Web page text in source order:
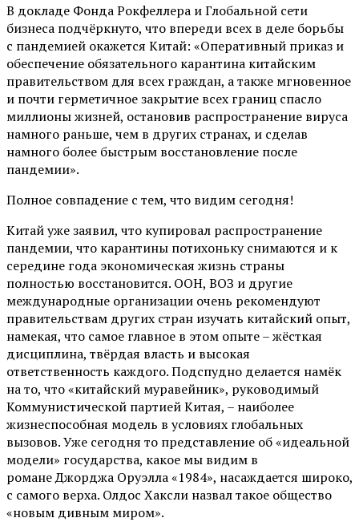
В докладе Фонда Рокфеллера и Глобальной сети
бизнеса подчёркнуто, что впереди всех в деле борьбы
с пандемией окажется Китай: «Оперативный приказ и
обеспечение обязательного карантина китайским
правительством для всех граждан, а также мгновенное
и почти герметичное закрытие всех границ спасло
миллионы жизней, остановив распространение вируса
намного раньше, чем в других странах, и сделав
намного более быстрым восстановление после
пандемии».
Полное совпадение с тем, что видим сегодня!
Китай уже заявил, что купировал распространение
пандемии, что карантины потихоньку снимаются и к
середине года экономическая жизнь страны
полностью восстановится. ООН, ВОЗ и другие
международные организации очень рекомендуют
правительствам других стран изучать китайский опыт,
намекая, что самое главное в этом опыте – жёсткая
дисциплина, твёрдая власть и высокая
ответственность каждого. Подспудно делается намёк
на то, что «китайский муравейник», руководимый
Коммунистической партией Китая, – наиболее
жизнеспособная модель в условиях глобальных
вызовов. Уже сегодня то представление об «идеальной
модели» государства, какое мы видим в
романе Джорджа Оруэлла «1984», насаждается широко,
с самого верха. Олдос Хаксли назвал такое общество
«новым дивным миром».